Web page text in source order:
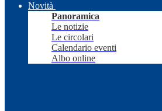
Novità
Panoramica
Le notizie
Le circolari
Calendario eventi
Albo online